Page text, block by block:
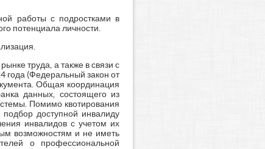
работы с подростками в
потенциала личности.
труда, а также в связи с
года (Федеральный закон от
Общая координация
данных, состоящего из
Помимо квотирования
доступной инвалиду
инвалидов с учетом их
возможностям и не иметь
о профессиональной